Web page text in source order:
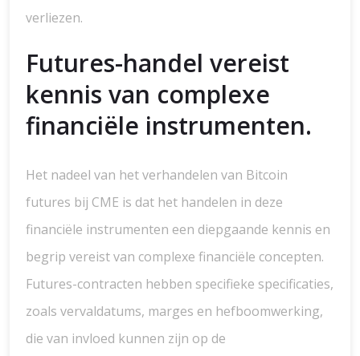
verliezen.
Futures-handel vereist
kennis van complexe
financiële instrumenten.
Het nadeel van het verhandelen van Bitcoin
futures bij CME is dat het handelen in deze
financiële instrumenten een diepgaande kennis en
begrip vereist van complexe financiële concepten.
Futures-contracten hebben specifieke specificaties,
zoals vervaldatums, marges en hefboomwerking,
die van invloed kunnen zijn op de